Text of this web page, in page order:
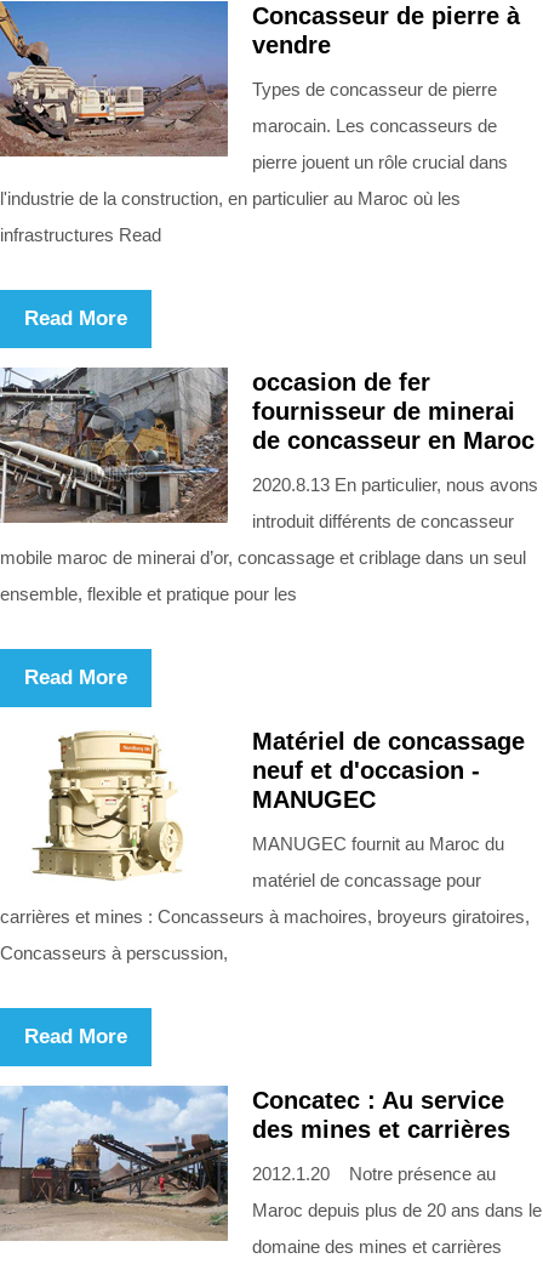
Concasseur de pierre à
vendre
Types de concasseur de pierre
marocain. Les concasseurs de
pierre jouent un rôle crucial dans
l'industrie de la construction, en particulier au Maroc où les
infrastructures Read
Read More
occasion de fer
fournisseur de minerai
de concasseur en Maroc
2020.8.13 En particulier, nous avons
introduit différents de concasseur
mobile maroc de minerai d’or, concassage et criblage dans un seul
ensemble, flexible et pratique pour les
Read More
Matériel de concassage
neuf et d'occasion -
MANUGEC
MANUGEC fournit au Maroc du
matériel de concassage pour
carrières et mines : Concasseurs à machoires, broyeurs giratoires,
Concasseurs à perscussion,
Read More
Concatec : Au service
des mines et carrières
2012.1.20 Notre présence au
Maroc depuis plus de 20 ans dans le
domaine des mines et carrières